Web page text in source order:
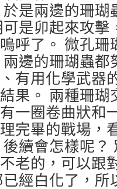
是兩邊的珊
是卯起來攻
呼了。 微孔
邊的珊瑚蟲
有用化學武器
果。 兩種珊
一圈卷曲狀和
完畢的戰場，
續會怎樣呢？
老的，可以跟
經白化了，